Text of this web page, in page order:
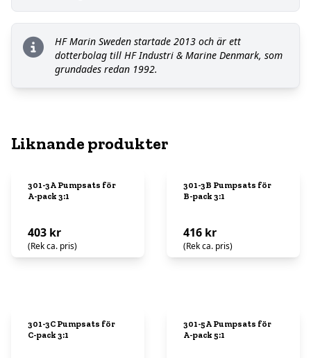
HF Marin Sweden startade 2013 och är ett
dotterbolag till HF Industri & Marine Denmark, som
grundades redan 1992.
Liknande produkter
301-3A Pumpsats för
A-pack 3:1
403 kr
(Rek ca. pris)
301-3B Pumpsats för
B-pack 3:1
416 kr
(Rek ca. pris)
301-3C Pumpsats för
C-pack 3:1
301-5A Pumpsats för
A-pack 5:1